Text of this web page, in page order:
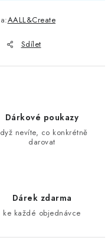
AALL&Create
Sdílet
Dárkové poukazy
nevíte, co konkrétně
darovat
Dárek zdarma
ke každé objednávce